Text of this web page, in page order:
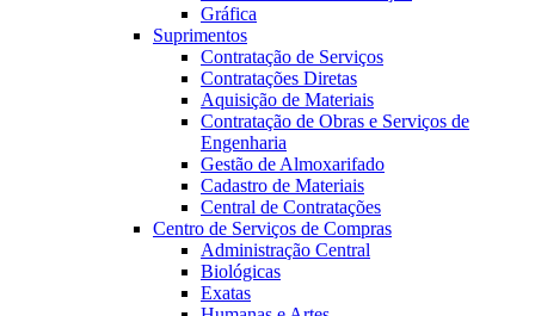
Gráfica
Suprimentos
Contratação de Serviços
Contratações Diretas
Aquisição de Materiais
Contratação de Obras e Serviços de
Engenharia
Gestão de Almoxarifado
Cadastro de Materiais
Central de Contratações
Centro de Serviços de Compras
Administração Central
Biológicas
Exatas